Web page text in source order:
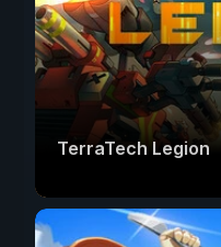
TerraTech Legion